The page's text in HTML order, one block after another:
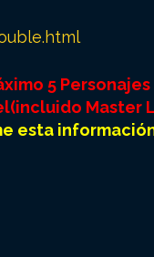
5
Master
esta